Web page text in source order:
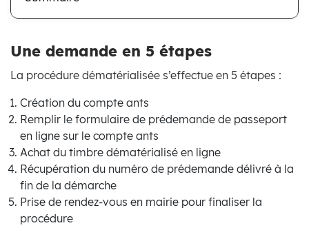
Une demande en 5 étapes
La procédure dématérialisée s’effectue en 5 étapes :
Création du compte ants
Remplir le formulaire de prédemande de passeport
en ligne sur le compte ants
Achat du timbre dématérialisé en ligne
Récupération du numéro de prédemande délivré à la
fin de la démarche
Prise de rendez-vous en mairie pour finaliser la
procédure